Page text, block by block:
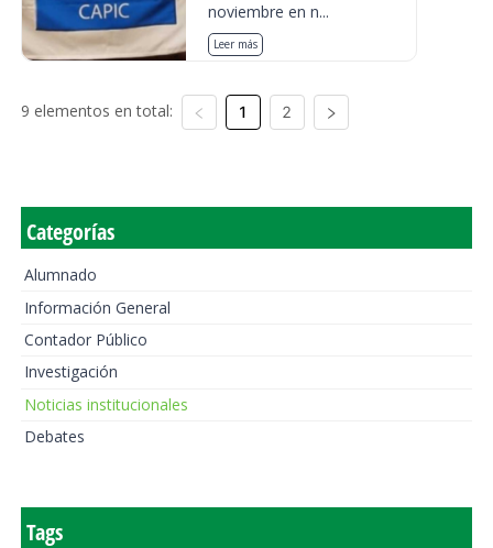
noviembre en n...
Leer más
9 elementos en total: 1 2
Categorías
Alumnado
Información General
Contador Público
Investigación
Noticias institucionales
Debates
Tags